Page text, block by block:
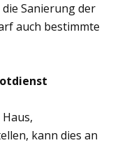
Sanierung der
auch bestimmte
kann dies an